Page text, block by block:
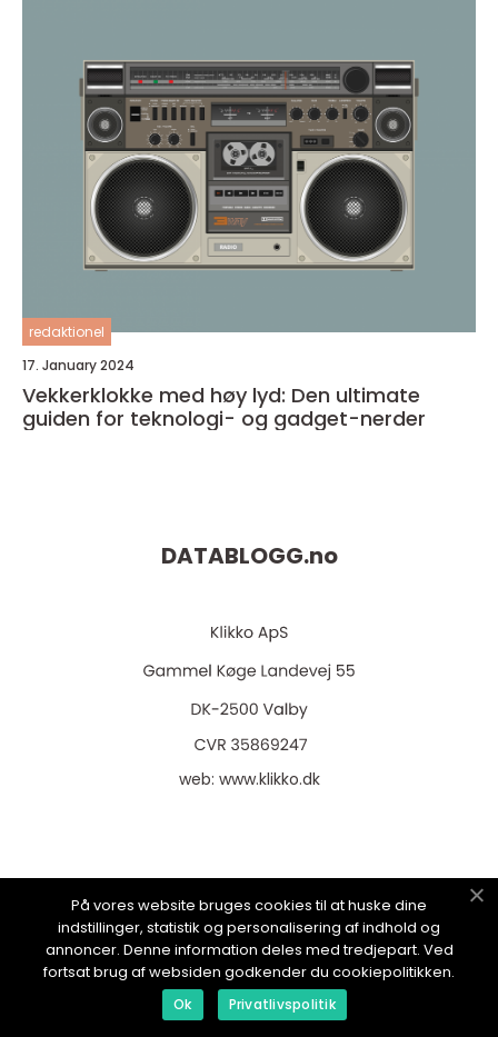
redaktionel
17. January 2024
Vekkerklokke med høy lyd: Den ultimate
guiden for teknologi- og gadget-nerder
DATABLOGG.no
web: www.klikko.dk
Reklame
Om oss
På vores website bruges cookies til at huske dine
indstillinger, statistik og personalisering af indhold og
annoncer. Denne information deles med tredjepart. Ved
fortsat brug af websiden godkender du cookiepolitikken.
Ok Privatlivspolitik